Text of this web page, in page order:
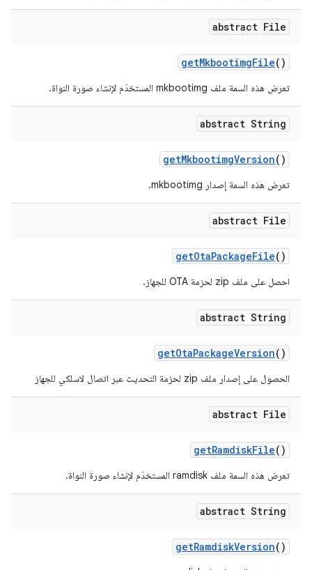
abstract File
getMkbootimgFile()
تعرض هذه السمة ملف mkbootimg المستخدَم لإنشاء صورة النواة.
abstract String
getMkbootimgVersion()
تعرض هذه السمة إصدار mkbootimg.
abstract File
getOtaPackageFile()
احصل على ملف zip لحزمة OTA للجهاز.
abstract String
getOtaPackageVersion()
الحصول على إصدار ملف zip لحزمة التحديث عبر اتصال لاسلكي للجهاز
abstract File
getRamdiskFile()
تعرض هذه السمة ملف ramdisk المستخدَم لإنشاء صورة النواة.
abstract String
getRamdiskVersion()